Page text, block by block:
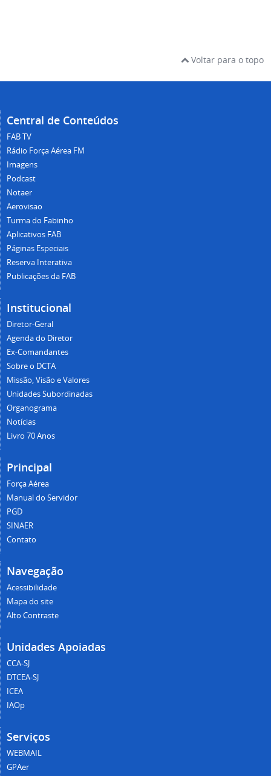
Voltar para o topo
Central de Conteúdos
FAB TV
Rádio Força Aérea FM
Imagens
Podcast
Notaer
Aerovisao
Turma do Fabinho
Aplicativos FAB
Páginas Especiais
Reserva Interativa
Publicações da FAB
Institucional
Diretor-Geral
Agenda do Diretor
Ex-Comandantes
Sobre o DCTA
Missão, Visão e Valores
Unidades Subordinadas
Organograma
Notícias
Livro 70 Anos
Principal
Força Aérea
Manual do Servidor
PGD
SINAER
Contato
Navegação
Acessibilidade
Mapa do site
Alto Contraste
Unidades Apoiadas
CCA-SJ
DTCEA-SJ
ICEA
IAOp
Serviços
WEBMAIL
GPAer